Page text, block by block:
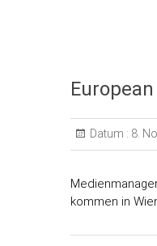
Datum : 8.
kommen in